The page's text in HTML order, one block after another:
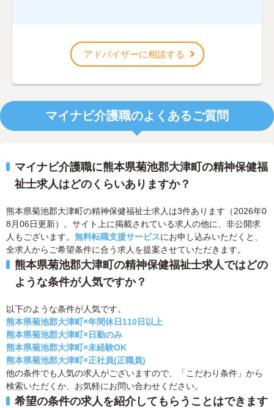
アドバイザーに相談する
マイナビ介護職のよくあるご質問
マイナビ介護職に熊本県菊池郡大津町の精神保健福
祉士求人はどのくらいありますか？
熊本県菊池郡大津町の精神保健福祉士求人は3件あります（2026年0
8月06日更新）。サイト上に掲載されている求人の他に、非公開求
人もございます。 無料転職支援サービスにお申し込みいただくと、
全求人からご希望条件に合う求人を提案させていただきます。
熊本県菊池郡大津町の精神保健福祉士求人ではどの
ような条件が人気ですか？
以下のような条件が人気です。
熊本県菊池郡大津町×年間休日110日以上
熊本県菊池郡大津町×日勤のみ
熊本県菊池郡大津町×未経験OK
熊本県菊池郡大津町×正社員(正職員)
他の条件でも人気の求人がございますので、「こだわり条件」から
検索いただくか、お気軽にお問い合わせください。
希望の条件の求人を紹介してもらうことはできます